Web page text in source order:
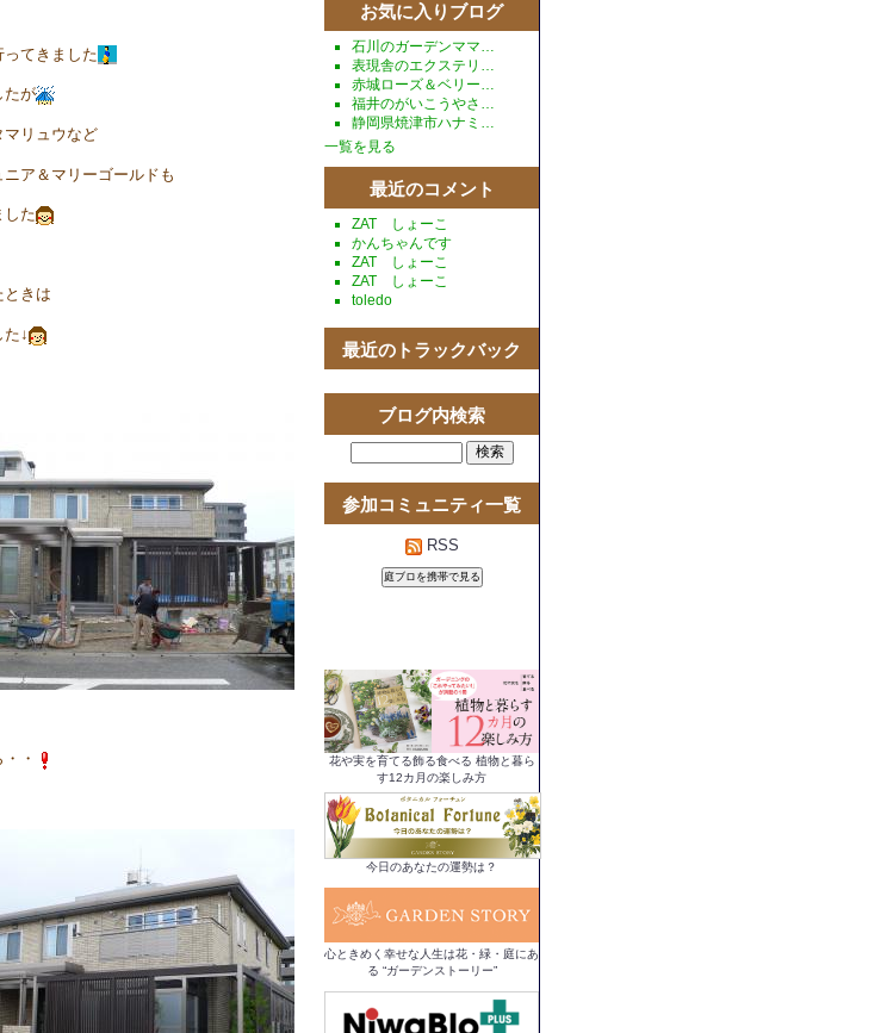
てきました
たが
マリュウなど
ア＆マリーゴールドも
した
ときは
↓
・
お気に入りブログ
石川のガーデンママ…
表現舎のエクステリ…
赤城ローズ＆ベリー…
福井のがいこうやさ…
静岡県焼津市ハナミ…
一覧を見る
最近のコメント
ZAT しょーこ
かんちゃんです
ZAT しょーこ
ZAT しょーこ
toledo
最近のトラックバック
ブログ内検索
参加コミュニティ一覧
RSS
花や実を育てる飾る食べる 植物と暮ら
す12カ月の楽しみ方
今日のあなたの運勢は？
心ときめく幸せな人生は花・緑・庭にあ
る “ガーデンストーリー”